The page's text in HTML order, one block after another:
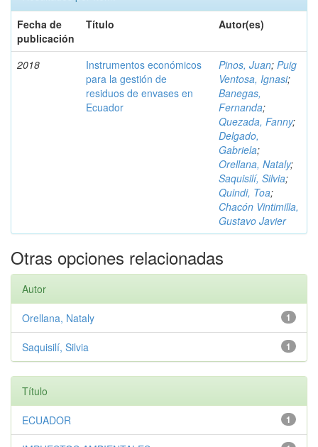
Fecha de
publicación
Título Autor(es)
2018
Instrumentos económicos
para la gestión de
residuos de envases en
Ecuador
Pinos, Juan; Puig
Ventosa, Ignasi;
Banegas,
Fernanda;
Quezada, Fanny;
Delgado,
Gabriela;
Orellana, Nataly;
Saquisilí, Silvia;
Quindi, Toa;
Chacón Vintimilla,
Gustavo Javier
Otras opciones relacionadas
Autor
1
Orellana, Nataly
1
Saquisilí, Silvia
Título
1
ECUADOR